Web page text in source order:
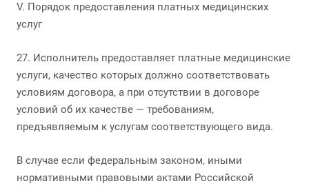
V. Порядок предоставления платных медицинских
услуг
27. Исполнитель предоставляет платные медицинские
услуги, качество которых должно соответствовать
условиям договора, а при отсутствии в договоре
условий об их качестве — требованиям,
предъявляемым к услугам соответствующего вида.
В случае если федеральным законом, иными
нормативными правовыми актами Российской